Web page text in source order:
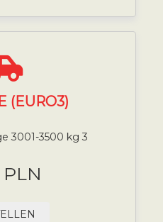
(EURO3)
3001-3500 kg 3